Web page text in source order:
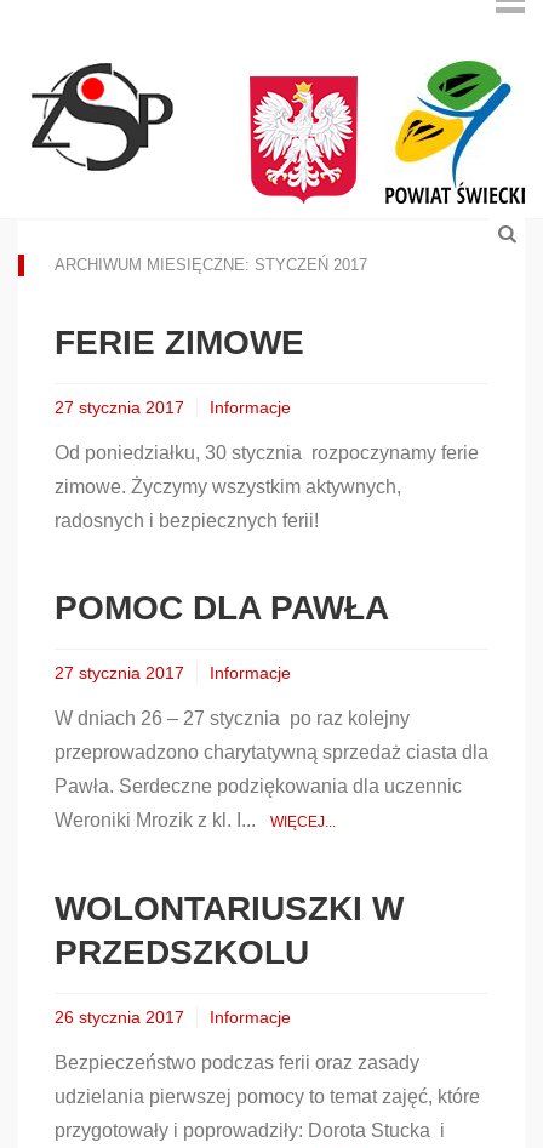
ARCHIWUM MIESIĘCZNE: STYCZEŃ 2017
FERIE ZIMOWE
27 stycznia 2017 Informacje
Od poniedziałku, 30 stycznia rozpoczynamy ferie
zimowe. Życzymy wszystkim aktywnych,
radosnych i bezpiecznych ferii!
POMOC DLA PAWŁA
27 stycznia 2017 Informacje
W dniach 26 – 27 stycznia po raz kolejny
przeprowadzono charytatywną sprzedaż ciasta dla
Pawła. Serdeczne podziękowania dla uczennic
Weroniki Mrozik z kl. I...
WIĘCEJ...
WOLONTARIUSZKI W
PRZEDSZKOLU
26 stycznia 2017 Informacje
Bezpieczeństwo podczas ferii oraz zasady
udzielania pierwszej pomocy to temat zajęć, które
przygotowały i poprowadziły: Dorota Stucka i